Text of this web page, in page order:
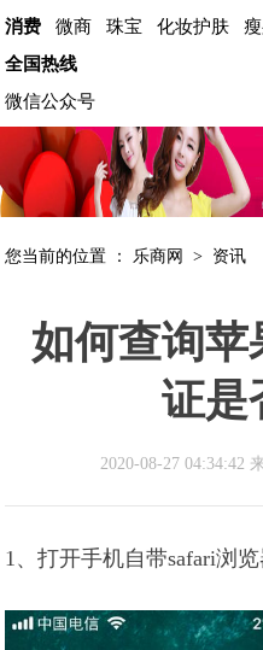
消费
微商 珠宝 化妆护肤
全国热线
微信公众号
您当前的位置 ： 乐商网 > 资讯
如何查询
证是
2020-08-27 04:34:42
1、打开手机自带safari浏览